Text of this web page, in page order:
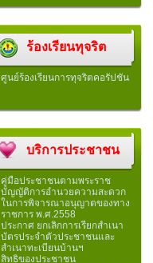
ร้องเรียนทุจริต
ศูนย์ร้องเรียนการทุจริตคอรัปชัน
บริการประชาชน
คู่มือประชาชนตามพระราช
บัญญัติการอำนวยความสะดวก
ในการพิจารณาอนุญาตของทาง
ราชการ พ.ศ.2558
ประกาศ ยกเลิกการเรียกสำเนา
บัตรประจำตัวประชาชนและ
สำเนาทะเบียนบ้านฯ
สิทธิของประชาชน